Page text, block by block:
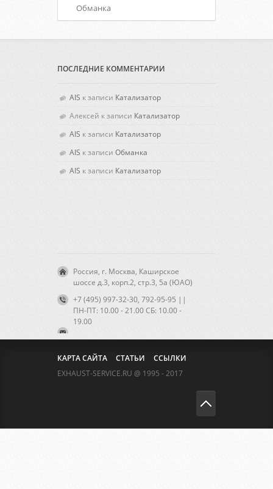
Обманка
ПОСЛЕДНИЕ КОММЕНТАРИИ
AIS к записи Катализатор
Алексей к записи Катализатор
AIS к записи Катализатор
AIS к записи Обманка
AIS к записи Катализатор
Россия, г. Москва, Каширское
шоссе д.3, корп.2, стр.3, 5а (ЮАО)
+7 (495) 997-32-30, 792-95-95 ||
ПН-ПТ: 10.00 - 21.00 CБ: 10.00 -
19.00
КАРТА САЙТА СТАТЬИ
ССЫЛКИ
EXHAUST-SERVICE.RU @ 1995 - 2017